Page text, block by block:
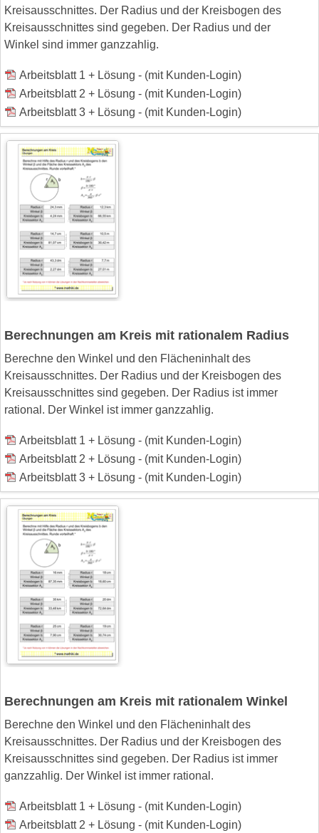
Kreisausschnittes. Der Radius und der Kreisbogen des
Kreisausschnittes sind gegeben. Der Radius und der
Winkel sind immer ganzzahlig.
Arbeitsblatt 1 + Lösung - (mit Kunden-Login)
Arbeitsblatt 2 + Lösung - (mit Kunden-Login)
Arbeitsblatt 3 + Lösung - (mit Kunden-Login)
Berechnungen am Kreis mit rationalem Radius
Berechne den Winkel und den Flächeninhalt des
Kreisausschnittes. Der Radius und der Kreisbogen des
Kreisausschnittes sind gegeben. Der Radius ist immer
rational. Der Winkel ist immer ganzzahlig.
Arbeitsblatt 1 + Lösung - (mit Kunden-Login)
Arbeitsblatt 2 + Lösung - (mit Kunden-Login)
Arbeitsblatt 3 + Lösung - (mit Kunden-Login)
Berechnungen am Kreis mit rationalem Winkel
Berechne den Winkel und den Flächeninhalt des
Kreisausschnittes. Der Radius und der Kreisbogen des
Kreisausschnittes sind gegeben. Der Radius ist immer
ganzzahlig. Der Winkel ist immer rational.
Arbeitsblatt 1 + Lösung - (mit Kunden-Login)
Arbeitsblatt 2 + Lösung - (mit Kunden-Login)